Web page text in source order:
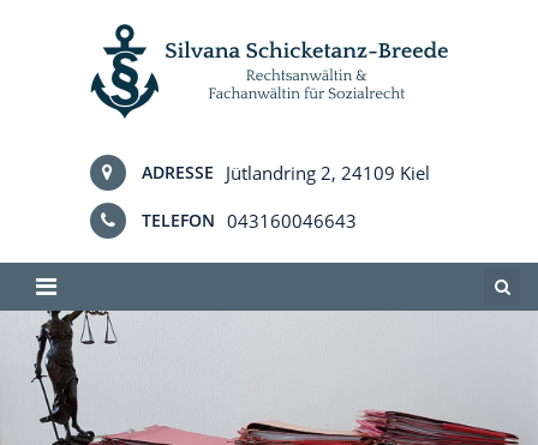
ADRESSE Jütlandring 2, 24109 Kiel
TELEFON 043160046643